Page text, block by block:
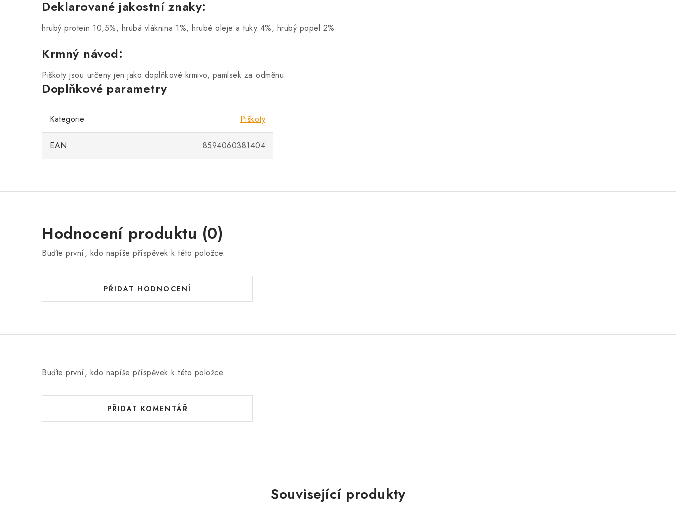
Deklarované jakostní znaky:
hrubý protein 10,5%, hrubá vláknina 1%, hrubé oleje a tuky 4%, hrubý popel 2%
Krmný návod:
Piškoty jsou určeny jen jako doplňkové krmivo, pamlsek za odměnu.
Doplňkové parametry
Kategorie Piškoty
EAN 8594060381404
Hodnocení produktu (0)
Buďte první, kdo napíše příspěvek k této položce.
PŘIDAT HODNOCENÍ
Buďte první, kdo napíše příspěvek k této položce.
PŘIDAT KOMENTÁŘ
Související produkty